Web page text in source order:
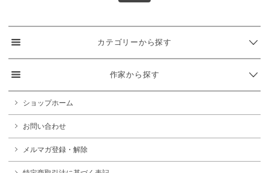
カテゴリーから探す
作家から探す
ショップホーム
お問い合わせ
メルマガ登録・解除